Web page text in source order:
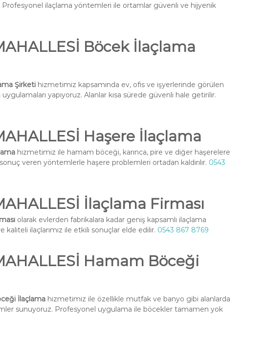
Profesyonel ilaçlama yöntemleri ile ortamlar güvenli ve hijyenik
Böcek İlaçlama
Şirketi hizmetimiz kapsamında ev, ofis ve işyerlerinde görülen
yapıyoruz. Alanlar kısa sürede güvenli hale getirilir.
Haşere İlaçlama
hizmetimiz ile hamam böceği, karınca, pire ve diğer haşerelere
veren yöntemlerle haşere problemleri ortadan kaldırılır. 0543
İlaçlama Firması
olarak evlerden fabrikalara kadar geniş kapsamlı ilaçlama
ilaçlarımız ile etkili sonuçlar elde edilir. 0543 867 8769
Hamam Böceği
İlaçlama hizmetimiz ile özellikle mutfak ve banyo gibi alanlarda
sunuyoruz. Profesyonel uygulama ile böcekler tamamen yok